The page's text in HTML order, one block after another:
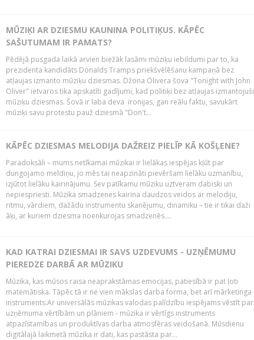
MŪZIĶI AR DZIESMU KAUNINA POLITIĶUS. KĀPĒC
SAŠUTUMAM IR PAMATS?
Pēdējā pusgada laikā arvien biežāk lasāmi mūziķu iebildumi par to, ka
prezidenta kandidāts Donalds Tramps priekšvēlēšanu kampaņā bez
atļaujas izmanto mūziķu dziesmas. Džona Olivera šova "Tonight with John
Oliver" ietvaros tika apskatīti gadījumi, kad politiķi bez atļaujas izmantojuši
mūziķu dziesmas. Šovā ir laba deva ironijas, gan reālu faktu, savukārt
mūziķi savu protestu pauž dziesmā "Don't...
KĀPĒC DZIESMAS MELODIJA DAŽREIZ PIELĪP KĀ KOŠĻENE?
Paradoksāli – mums netīkamai mūzikai ir lielākas iespējas kļūt par
dungojamo meldiņu, jo mēs tai neapzināti pievēršam lielāku uzmanību,
izjūtot lielāku kairinājumu. Sev patīkamu mūziku uztveram dabiski un
nepiespriesti. Mūzika smadzenes kairina daudzos veidos ar melodiju,
ritmu, vārdiem, dažādu instrumentu skanējumu, dinamiku – tie ir tikai daži
āķi, ar kuriem dziesma noenkurojas smadzenēs....
KAD KATRAI DZIESMAI IR SAVS UZDEVUMS - UZŅĒMUMU
PIEREDZE DARBĀ AR MŪZIKU
Mūzika, kas mūsos raisa neaprakstāmas emocijas, patiesībā ir pat ļoti
matemātiska. Tāpēc tā ir ne vien mākslas darba forma, bet arī mārketinga
instruments.Ar universālās mūzikas valodas palīdzību iespējams vēstīt par
uzņēmuma vērtībām un plāniem - mūzika ir vērtīgs instruments
atpazīstamības un produktīvas darba atmosfēras veidošanā. Mūsdienu
digitālajā laikmetā mūzika ir dati, kas pastāsta par...